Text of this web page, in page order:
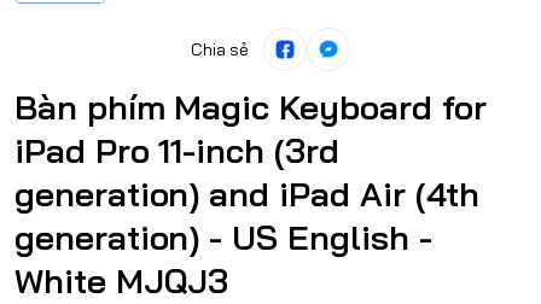
Chia sẻ
Bàn phím Magic Keyboard for
iPad Pro 11-inch (3rd
generation) and iPad Air (4th
generation) - US English -
White MJQJ3